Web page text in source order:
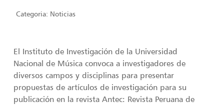
Categoria: Noticias
El Instituto de Investigación de la Universidad
Nacional de Música convoca a investigadores de
diversos campos y disciplinas para presentar
propuestas de artículos de investigación para su
publicación en la revista Antec: Revista Peruana de